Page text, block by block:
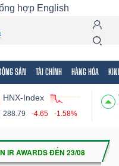
hợp English
SẢN TÀI CHÍNH HÀNG HÓA
HNX-Index
288.79 -4.65 -1.58%
Mã chứng khoán